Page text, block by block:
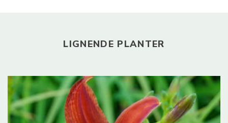
LIGNENDE PLANTER